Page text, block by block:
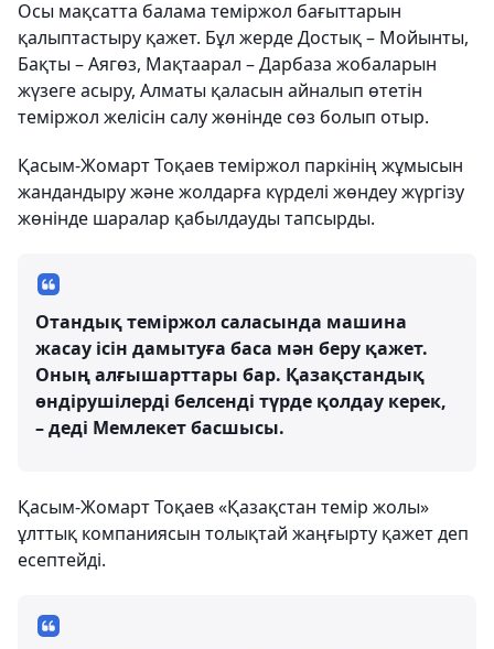
Осы мақсатта балама теміржол бағыттарын
қалыптастыру қажет. Бұл жерде Достық – Мойынты,
Бақты – Аягөз, Мақтаарал – Дарбаза жобаларын
жүзеге асыру, Алматы қаласын айналып өтетін
теміржол желісін салу жөнінде сөз болып отыр.
Қасым-Жомарт Тоқаев теміржол паркінің жұмысын
жандандыру және жолдарға күрделі жөндеу жүргізу
жөнінде шаралар қабылдауды тапсырды.
Отандық теміржол саласында машина
жасау ісін дамытуға баса мән беру қажет.
Оның алғышарттары бар. Қазақстандық
өндірушілерді белсенді түрде қолдау керек,
– деді Мемлекет басшысы.
Қасым-Жомарт Тоқаев «Қазақстан темір жолы»
ұлттық компаниясын толықтай жаңғырту қажет деп
есептейді.